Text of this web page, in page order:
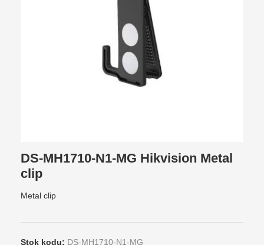
DS-MH1710-N1-MG Hikvision Metal
clip
Metal clip
Stok kodu: DS-MH1710-N1-MG